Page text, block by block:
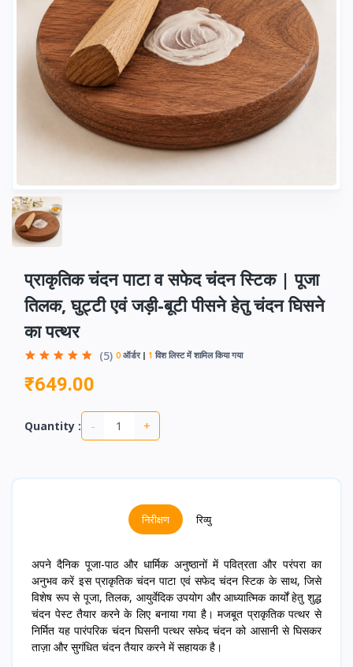
प्राकृतिक चंदन पाटा व सफेद चंदन स्टिक | पूजा
तिलक, घुट्टी एवं जड़ी-बूटी पीसने हेतु चंदन घिसने
का पत्थर
(5) 0 ऑर्डर 1 विश लिस्ट में शामिल किया गया
₹649.00
Quantity : - +
निरीक्षण रिव्यु
अपने दैनिक पूजा-पाठ और धार्मिक अनुष्ठानों में पवित्रता और परंपरा का
अनुभव करें इस प्राकृतिक चंदन पाटा एवं सफेद चंदन स्टिक के साथ, जिसे
विशेष रूप से पूजा, तिलक, आयुर्वेदिक उपयोग और आध्यात्मिक कार्यों हेतु शुद्ध
चंदन पेस्ट तैयार करने के लिए बनाया गया है। मजबूत प्राकृतिक पत्थर से
निर्मित यह पारंपरिक चंदन घिसनी पत्थर सफेद चंदन को आसानी से घिसकर
ताज़ा और सुगंधित चंदन तैयार करने में सहायक है।